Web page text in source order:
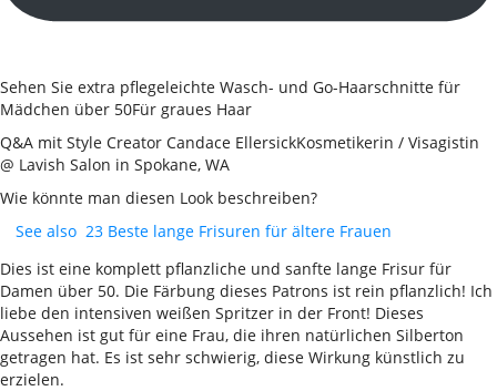
Sehen Sie extra pflegeleichte Wasch- und Go-Haarschnitte für
Mädchen über 50Für graues Haar
Q&A mit Style Creator Candace EllersickKosmetikerin / Visagistin
@ Lavish Salon in Spokane, WA
Wie könnte man diesen Look beschreiben?
See also 23 Beste lange Frisuren für ältere Frauen
Dies ist eine komplett pflanzliche und sanfte lange Frisur für
Damen über 50. Die Färbung dieses Patrons ist rein pflanzlich! Ich
liebe den intensiven weißen Spritzer in der Front! Dieses
Aussehen ist gut für eine Frau, die ihren natürlichen Silberton
getragen hat. Es ist sehr schwierig, diese Wirkung künstlich zu
erzielen.